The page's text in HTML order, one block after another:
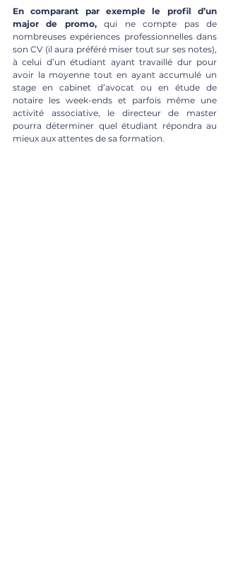
En comparant par exemple le profil d’un
major de promo, qui ne compte pas de
nombreuses expériences professionnelles dans
son CV (il aura préféré miser tout sur ses notes),
à celui d’un étudiant ayant travaillé dur pour
avoir la moyenne tout en ayant accumulé un
stage en cabinet d’avocat ou en étude de
notaire les week-ends et parfois même une
activité associative, le directeur de master
pourra déterminer quel étudiant répondra au
mieux aux attentes de sa formation.